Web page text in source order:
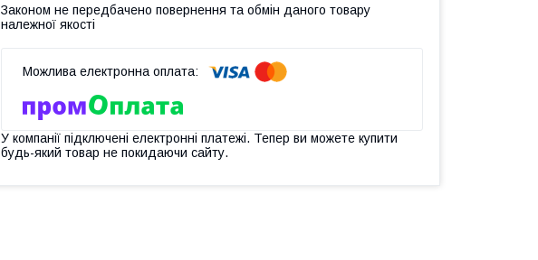
Законом не передбачено повернення та обмін даного товару
належної якості
У компанії підключені електронні платежі. Тепер ви можете купити
будь-який товар не покидаючи сайту.